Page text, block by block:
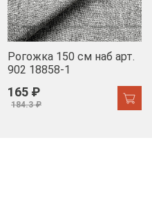
Рогожка 150 см наб арт.
902 18858-1
165 ₽
184.3 ₽